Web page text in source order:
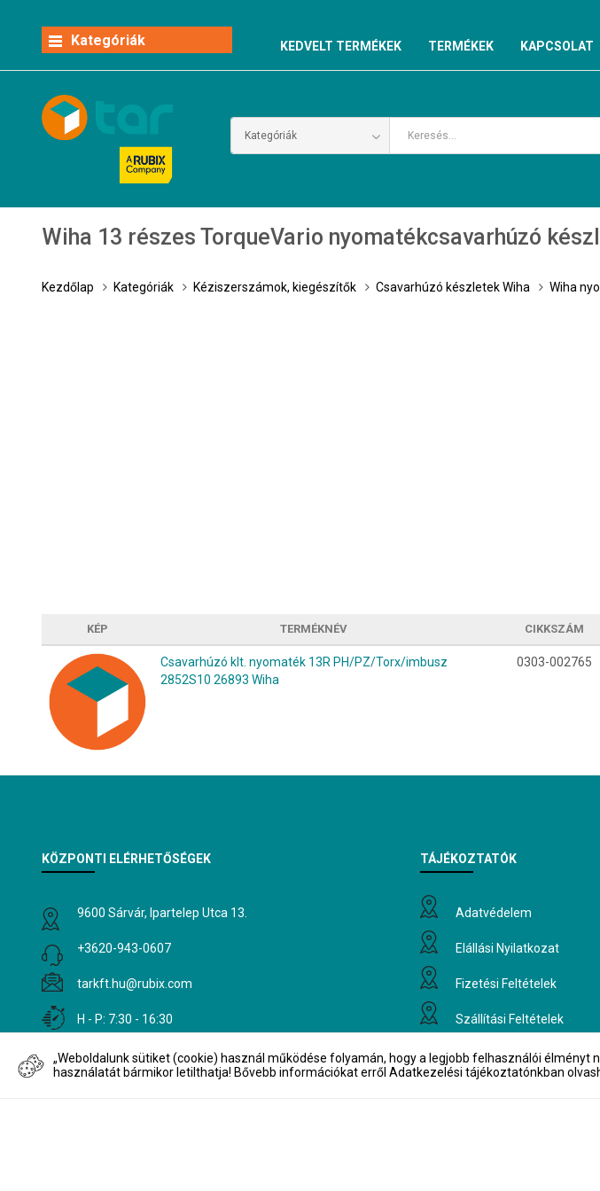
„Weboldalunk sütiket (cookie) használ működése folyamán, hogy a legjobb felhasználói
használatát bármikor letilthatja! Bővebb információkat erről Adatkezelési tájékoztatónkban
Kategóriák KEDVELT TERMÉKEK TERMÉKEK KAPCSOLAT
Wiha 13 részes TorqueVario nyomatékcsavarhúzó
Kezdőlap Kategóriák Kéziszerszámok, kiegészítők Csavarhúzó készletek Wiha Wiha
KÉP TERMÉKNÉV CIKKSZÁM
Csavarhúzó klt. nyomaték 13R PH/PZ/Torx/imbusz
2852S10 26893 Wiha
0303-002765
KÖZPONTI ELÉRHETŐSÉGEK
9600 Sárvár, Ipartelep Utca 13.
+3620-943-0607
tarkft.hu@rubix.com
H - P: 7:30 - 16:30
TÁJÉKOZTATÓK
Adatvédelem
Elállási Nyilatkozat
Fizetési Feltételek
Szállítási Feltételek
Üzletszabályzat